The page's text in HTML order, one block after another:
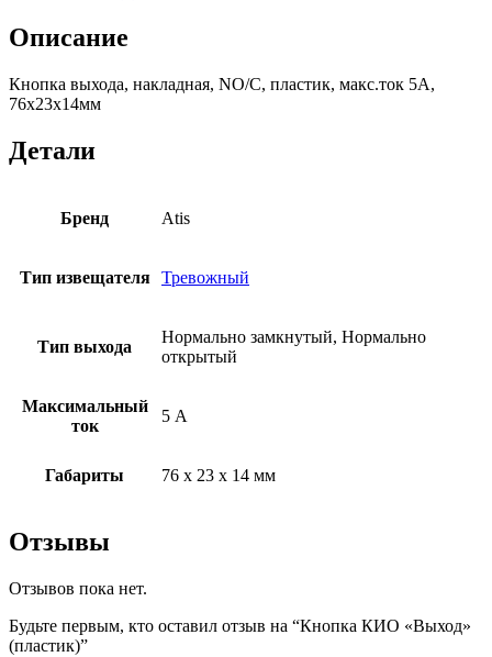
Описание
Кнопка выхода, накладная, NO/C, пластик, макс.ток 5А,
76х23х14мм
Детали
Бренд Atis
Тип извещателя Тревожный
Тип выхода
Нормально замкнутый, Нормально
открытый
Максимальный
ток
5 А
Габариты 76 х 23 х 14 мм
Отзывы
Отзывов пока нет.
Будьте первым, кто оставил отзыв на “Кнопка КИО «Выход»
(пластик)”